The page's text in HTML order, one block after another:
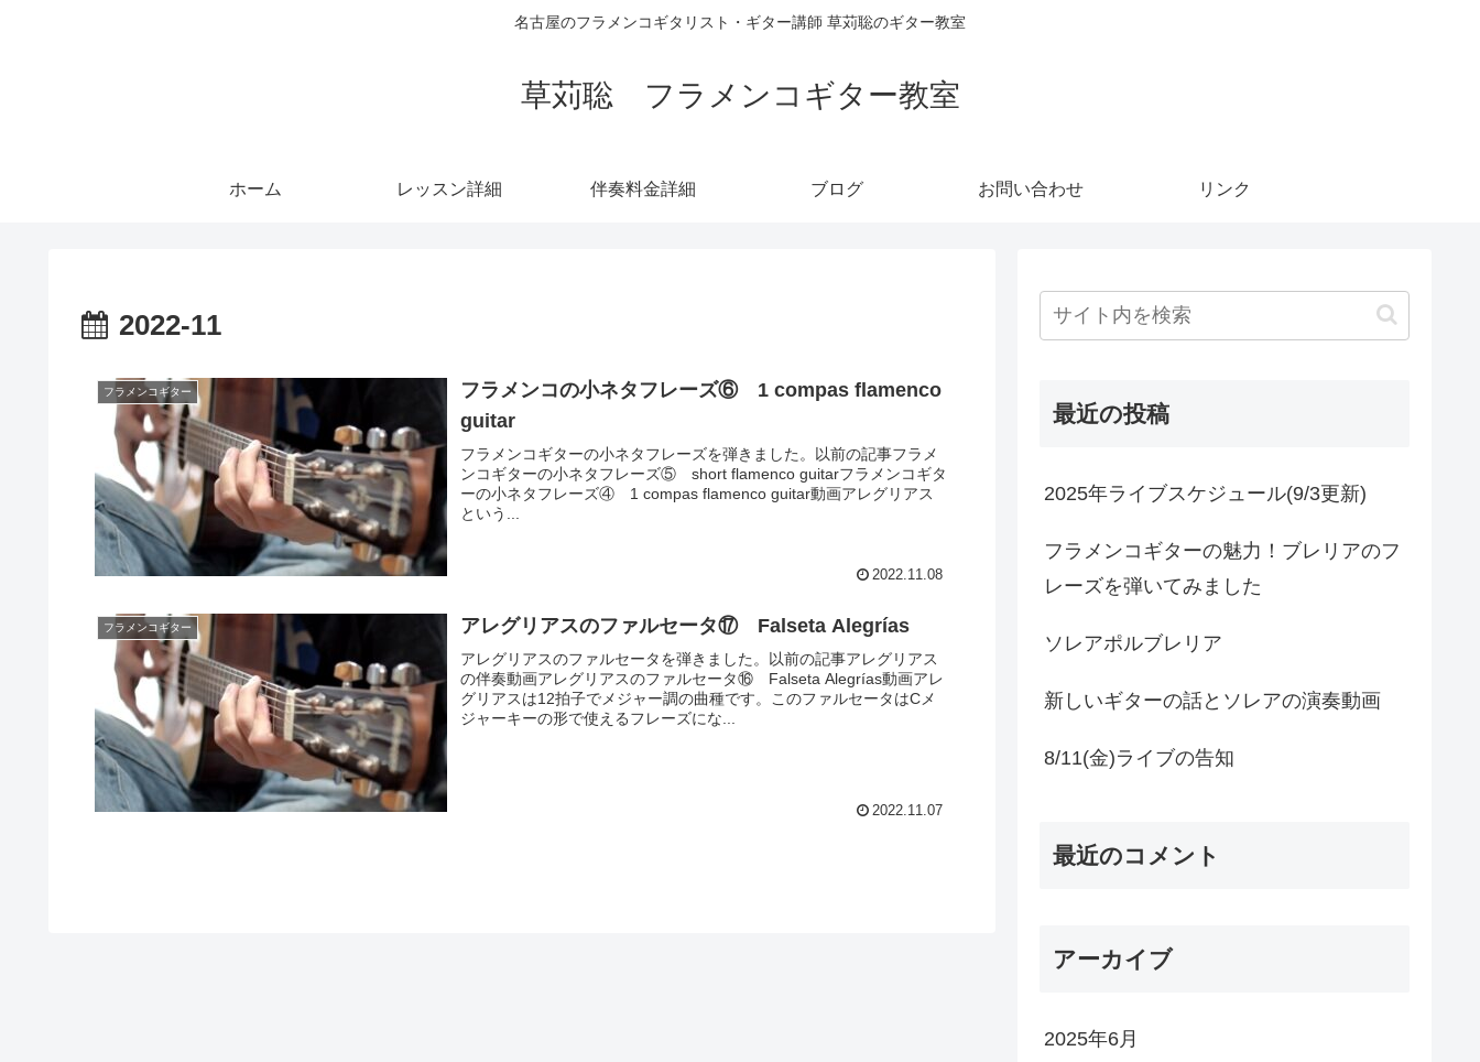
名古屋のフラメンコギタリスト・ギター講師 草苅聡のギター教室
草苅聡 フラメンコギター教室
ホーム レッスン詳細 伴奏料金詳細 ブログ お問い合わせ リンク
2022-11
フラメンコギター
フラメンコの小ネタフレーズ⑥ 1 compas flamenco
guitar
フラメンコギターの小ネタフレーズを弾きました。以前の記事フラメ
ンコギターの小ネタフレーズ⑤ short flamenco guitarフラメンコギタ
ーの小ネタフレーズ④ 1 compas flamenco guitar動画アレグリアス
という...
2022.11.08
フラメンコギター アレグリアスのファルセータ⑰ Falseta Alegrías
アレグリアスのファルセータを弾きました。以前の記事アレグリアス
の伴奏動画アレグリアスのファルセータ⑯ Falseta Alegrías動画アレ
グリアスは12拍子でメジャー調の曲種です。このファルセータはCメ
ジャーキーの形で使えるフレーズにな...
2022.11.07
最近の投稿
2025年ライブスケジュール(9/3更新)
フラメンコギターの魅力！ブレリアのフ
レーズを弾いてみました
ソレアポルブレリア
新しいギターの話とソレアの演奏動画
8/11(金)ライブの告知
最近のコメント
アーカイブ
2025年6月